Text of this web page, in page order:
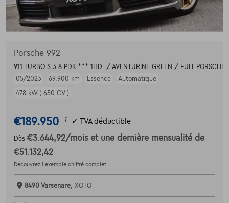
Porsche 992
911 TURBO S 3.8 PDK *** 1HD. / AVENTURINE GREEN / FULL PORSCHE
05/2023
69.900 km Essence
Automatique
478 kW ( 650 CV )
€189.950 1 ✓ TVA déductible
Dès €3.644,92/mois et une dernière mensualité de
€51.132,42
Découvrez l’exemple chiffré complet
8490 Varsenare, XOTO